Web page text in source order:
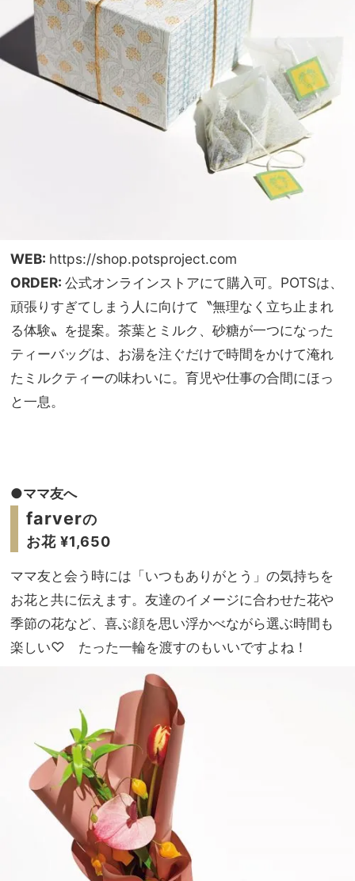
WEB: https://shop.potsproject.com
ORDER: 公式オンラインストアにて購入可。POTSは、
頑張りすぎてしまう人に向けて〝無理なく立ち止まれ
る体験〟を提案。茶葉とミルク、砂糖が一つになった
ティーバッグは、お湯を注ぐだけで時間をかけて淹れ
たミルクティーの味わいに。育児や仕事の合間にほっ
と一息。
●ママ友へ
farverの
お花 ¥1,650
ママ友と会う時には「いつもありがとう」の気持ちを
お花と共に伝えます。友達のイメージに合わせた花や
季節の花など、喜ぶ顔を思い浮かべながら選ぶ時間も
楽しい♡ たった一輪を渡すのもいいですよね！